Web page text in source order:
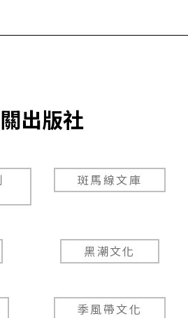
出版社
斑馬線文庫
黑潮文化
季風帶文化